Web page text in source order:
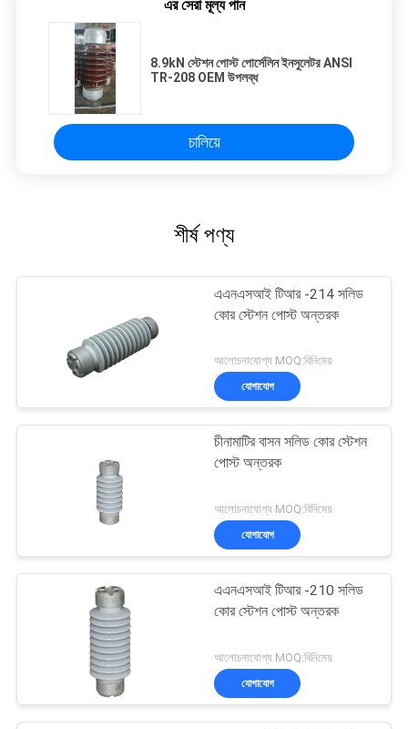
এর সেরা মূল্য পান
8.9kN স্টেশন পোস্ট পোর্সেলিন ইনসুলেটর ANSI
TR-208 OEM উপলব্ধ
চালিয়ে
শীর্ষ পণ্য
এএনএসআই টিআর -214 সলিড
কোর স্টেশন পোস্ট অন্তরক
আলোচনাযোগ্য MOQ:বিনিমেয়
যোগাযোগ
চীনামাটির বাসন সলিড কোর স্টেশন
পোস্ট অন্তরক
আলোচনাযোগ্য MOQ:বিনিমেয়
যোগাযোগ
এএনএসআই টিআর -210 সলিড
কোর স্টেশন পোস্ট অন্তরক
আলোচনাযোগ্য MOQ:বিনিমেয়
যোগাযোগ